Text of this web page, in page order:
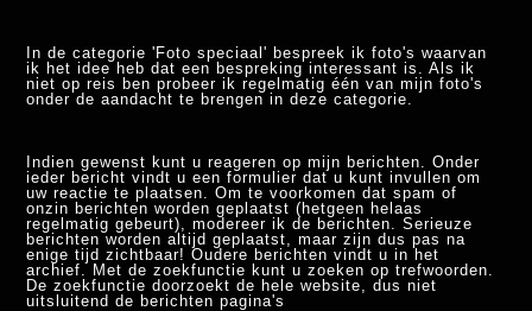
In de categorie 'Foto speciaal' bespreek ik foto's waarvan
ik het idee heb dat een bespreking interessant is. Als ik
niet op reis ben probeer ik regelmatig één van mijn foto's
onder de aandacht te brengen in deze categorie.
Indien gewenst kunt u reageren op mijn berichten. Onder
ieder bericht vindt u een formulier dat u kunt invullen om
uw reactie te plaatsen. Om te voorkomen dat spam of
onzin berichten worden geplaatst (hetgeen helaas
regelmatig gebeurt), modereer ik de berichten. Serieuze
berichten worden altijd geplaatst, maar zijn dus pas na
enige tijd zichtbaar! Oudere berichten vindt u in het
archief. Met de zoekfunctie kunt u zoeken op trefwoorden.
De zoekfunctie doorzoekt de hele website, dus niet
uitsluitend de berichten pagina's